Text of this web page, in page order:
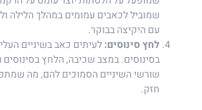
שמוביל לכאבים עמומים במהלך הלילה
עם היקיצה בבוקר.
לחץ סינוסים:לעיתים כאב בשיניים
בסינוסים. במצב שכיבה, הלחץ בסינוסים
שורשי השיניים הסמוכים להם, מה
חזק.